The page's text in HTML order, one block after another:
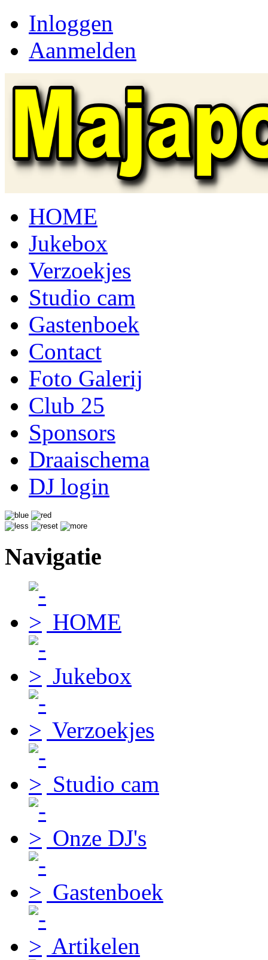
Inloggen
Aanmelden
HOME
Jukebox
Verzoekjes
Studio cam
Gastenboek
Contact
Foto Galerij
Club 25
Sponsors
Draaischema
DJ login
Navigatie
HOME
Jukebox
Verzoekjes
Studio cam
Onze DJ's
Gastenboek
Artikelen